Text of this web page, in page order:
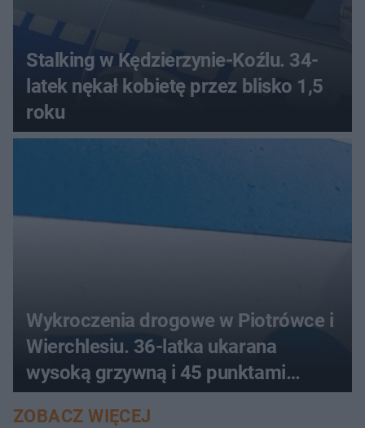
Stalking w Kędzierzynie-Koźlu. 34-
latek nękał kobietę przez blisko 1,5
roku
Wykroczenia drogowe w Piotrówce i
Wierchlesiu. 36-latka ukarana
wysoką grzywną i 45 punktami
karnymi
ZOBACZ WIĘCEJ